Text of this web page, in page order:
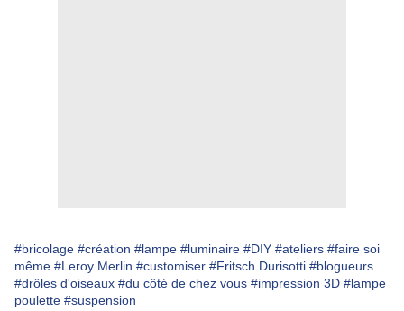
#bricolage #création #lampe #luminaire #DIY #ateliers #faire soi
même #Leroy Merlin #customiser #Fritsch Durisotti #blogueurs
#drôles d'oiseaux #du côté de chez vous #impression 3D #lampe
poulette #suspension